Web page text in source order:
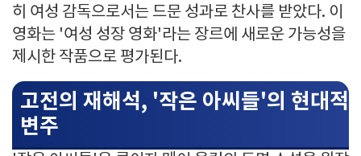
히 여성 감독으로서는 드문 성과로 찬사를 받았다. 이
영화는 '여성 성장 영화'라는 장르에 새로운 가능성을
제시한 작품으로 평가된다.
고전의 재해석, '작은 아씨들'의 현대적
변주